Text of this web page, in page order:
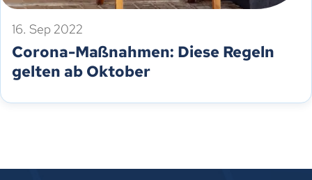
16. Sep 2022
Corona-Maßnahmen: Diese Regeln
gelten ab Oktober